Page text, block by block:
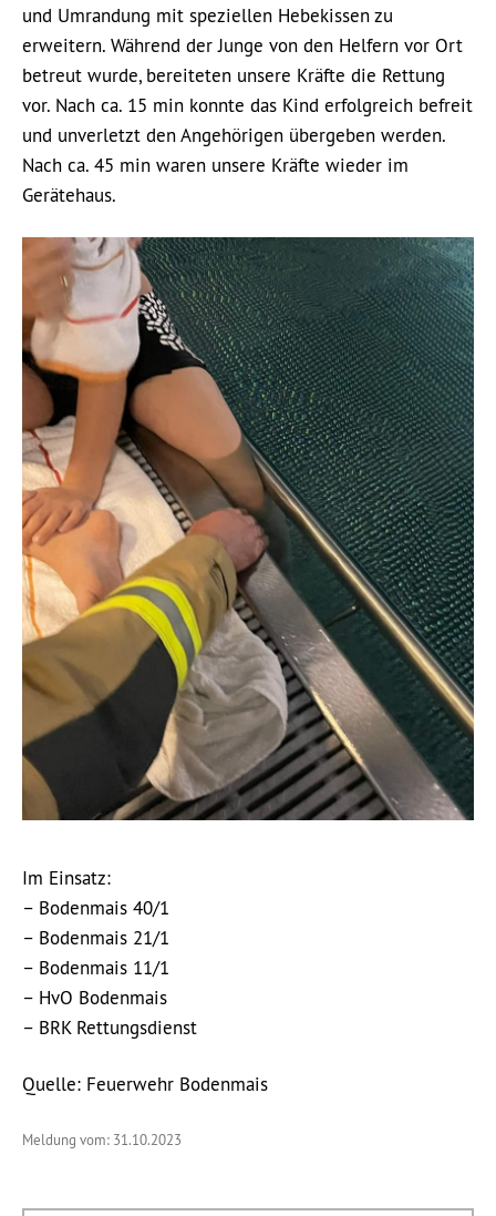
und Umrandung mit speziellen Hebekissen zu
erweitern. Während der Junge von den Helfern vor Ort
betreut wurde, bereiteten unsere Kräfte die Rettung
vor. Nach ca. 15 min konnte das Kind erfolgreich befreit
und unverletzt den Angehörigen übergeben werden.
Nach ca. 45 min waren unsere Kräfte wieder im
Gerätehaus.
Im Einsatz:
– Bodenmais 40/1
– Bodenmais 21/1
– Bodenmais 11/1
– HvO Bodenmais
– BRK Rettungsdienst
Quelle: Feuerwehr Bodenmais
Meldung vom: 31.10.2023